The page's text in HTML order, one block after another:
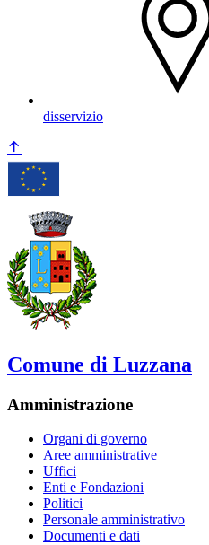
disservizio
Comune di Luzzana
Amministrazione
Organi di governo
Aree amministrative
Uffici
Enti e Fondazioni
Politici
Personale amministrativo
Documenti e dati